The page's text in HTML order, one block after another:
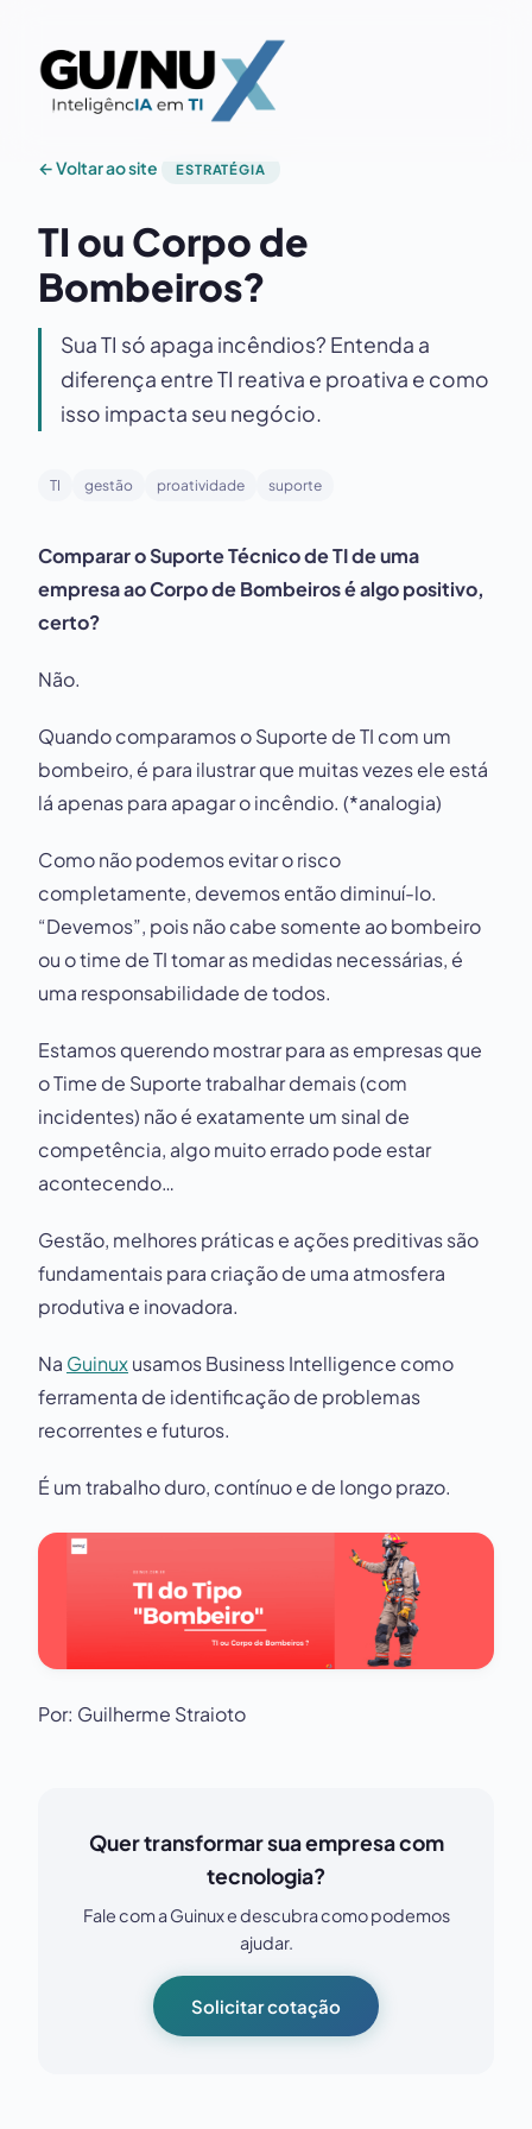
← Voltar ao site ESTRATÉGIA
TI ou Corpo de
Bombeiros?
Sua TI só apaga incêndios? Entenda a
diferença entre TI reativa e proativa e como
isso impacta seu negócio.
TI gestão proatividade suporte
Comparar o Suporte Técnico de TI de uma
empresa ao Corpo de Bombeiros é algo positivo,
certo?
Não.
Quando comparamos o Suporte de TI com um
bombeiro, é para ilustrar que muitas vezes ele está
lá apenas para apagar o incêndio. (*analogia)
Como não podemos evitar o risco
completamente, devemos então diminuí-lo.
“Devemos”, pois não cabe somente ao bombeiro
ou o time de TI tomar as medidas necessárias, é
uma responsabilidade de todos.
Estamos querendo mostrar para as empresas que
o Time de Suporte trabalhar demais (com
incidentes) não é exatamente um sinal de
competência, algo muito errado pode estar
acontecendo…
Gestão, melhores práticas e ações preditivas são
fundamentais para criação de uma atmosfera
produtiva e inovadora.
Na Guinuxusamos Business Intelligence como
ferramenta de identificação de problemas
recorrentes e futuros.
É um trabalho duro, contínuo e de longo prazo.
Por: Guilherme Straioto
Quer transformar sua empresa com
tecnologia?
Fale com a Guinux e descubra como podemos
ajudar.
Solicitar cotação